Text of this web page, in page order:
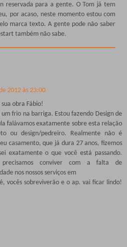
reservada para a gente. O Tom já tem
por acaso, neste momento estou com
marca texto. A gente pode não saber
também não sabe.
2012 às 23:00
obra Fábio!
um frio na barriga. Estou fazendo Design de
falávamos exatamente sobre esta relação
ou design/pedreiro. Realmente não é
casamento, que já dura 27 anos, fizemos
exatamente o que você está passando.
conviver com a falta de
nos nossos serviços em
vocês sobreviverão e o ap. vai ficar lindo!